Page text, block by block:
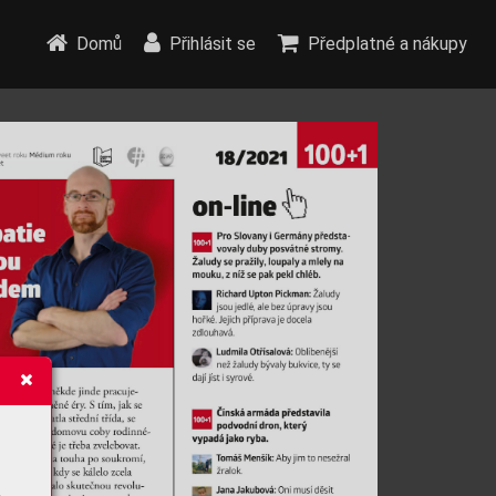
Domů Přihlásit se Předplatné a nákupy